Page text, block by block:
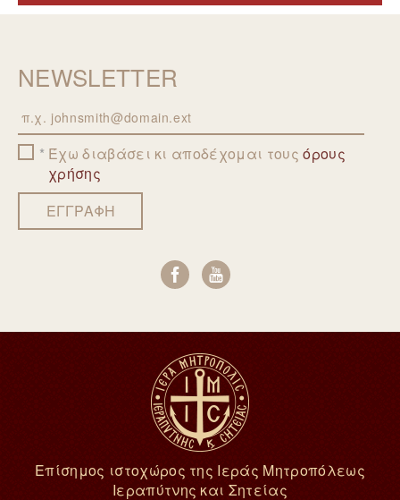
NEWSLETTER
EmailΈχω διαβάσει κι αποδέχομαι τουςόρους
χρήσης
ΕΓΓΡΑΦΗ
Επίσημος ιστοχώρος της Ιεράς Μητροπόλεως
Ιεραπύτνης και Σητείας